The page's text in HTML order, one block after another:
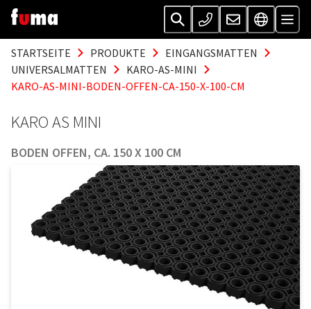
STARTSEITE PRODUKTE
EINGANGSMATTEN
UNIVERSALMATTEN
KARO-AS-MINI
KARO-AS-MINI-BODEN-OFFEN-CA-150-X-100-CM
KARO AS MINI
BODEN OFFEN, CA. 150 X 100 CM